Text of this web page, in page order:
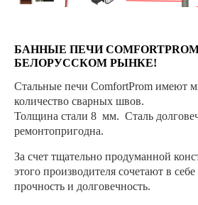
БАННЫЕ ПЕЧИ
БЕЛОРУССКОМ РЫНКЕ!
Стальные печи ComfortProm имеют
количество сварных швов.
Толщина стали 8 мм. Cталь
ремонтопригодна.
За счет тщательно продуманной
этого производителя сочетают в
прочность и долговечность.